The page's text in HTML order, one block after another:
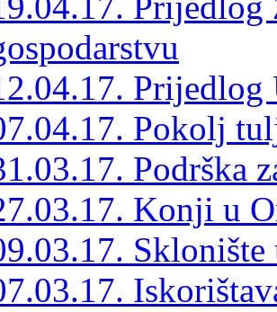
Prijedlog
Pokolj
Podrška
Konji u